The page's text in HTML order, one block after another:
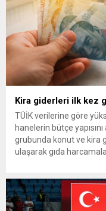
Kira giderleri ilk kez
TÜİK verilerine göre
hanelerin bütçe
grubunda konut ve kira
ulaşarak gıda